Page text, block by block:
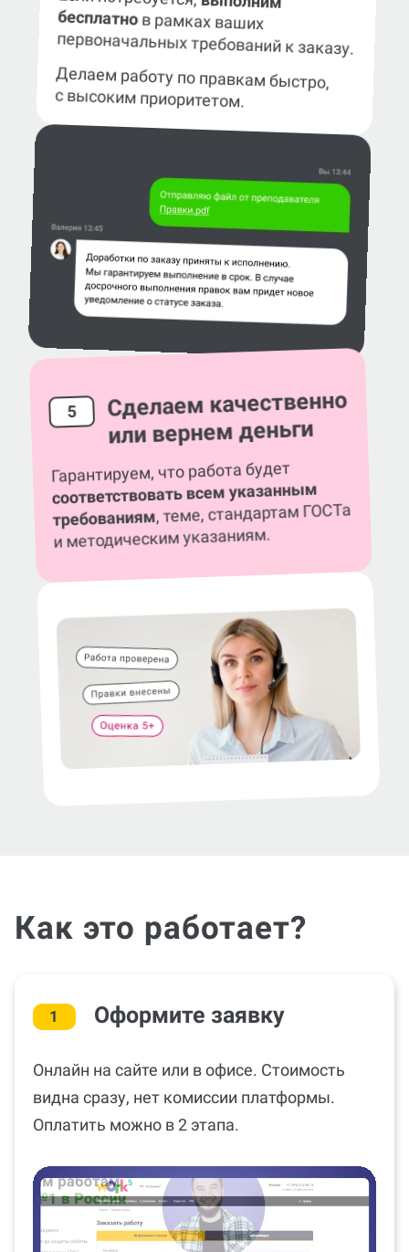
бесплатнов рамках ваших
первоначальных требований к заказу.
Делаем работу по правкам быстро,
с высоким приоритетом.
5 Сделаем качественно
или вернем деньги
Гарантируем, что работа будет
соответствовать всем указанным
требованиям, теме, стандартам ГОСТа
и методическим указаниям.
Как это работает?
1 Оформите заявку
Онлайн на сайте или в офисе. Стоимость
видна сразу, нет комиссии платформы.
Оплатить можно в 2 этапа.